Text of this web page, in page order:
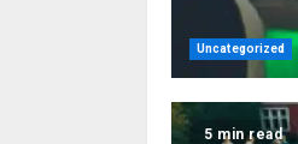
Uncategorized
5 min read